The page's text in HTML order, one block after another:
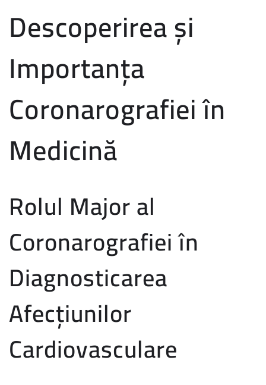
Descoperirea și
Importanța
Coronarografiei în
Medicină
Rolul Major al
Coronarografiei în
Diagnosticarea
Afecțiunilor
Cardiovasculare